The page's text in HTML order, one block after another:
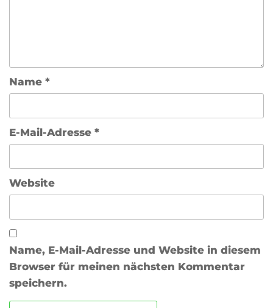
Name *
E-Mail-Adresse *
Website
Name, E-Mail-Adresse und Website in diesem
Browser für meinen nächsten Kommentar
speichern.